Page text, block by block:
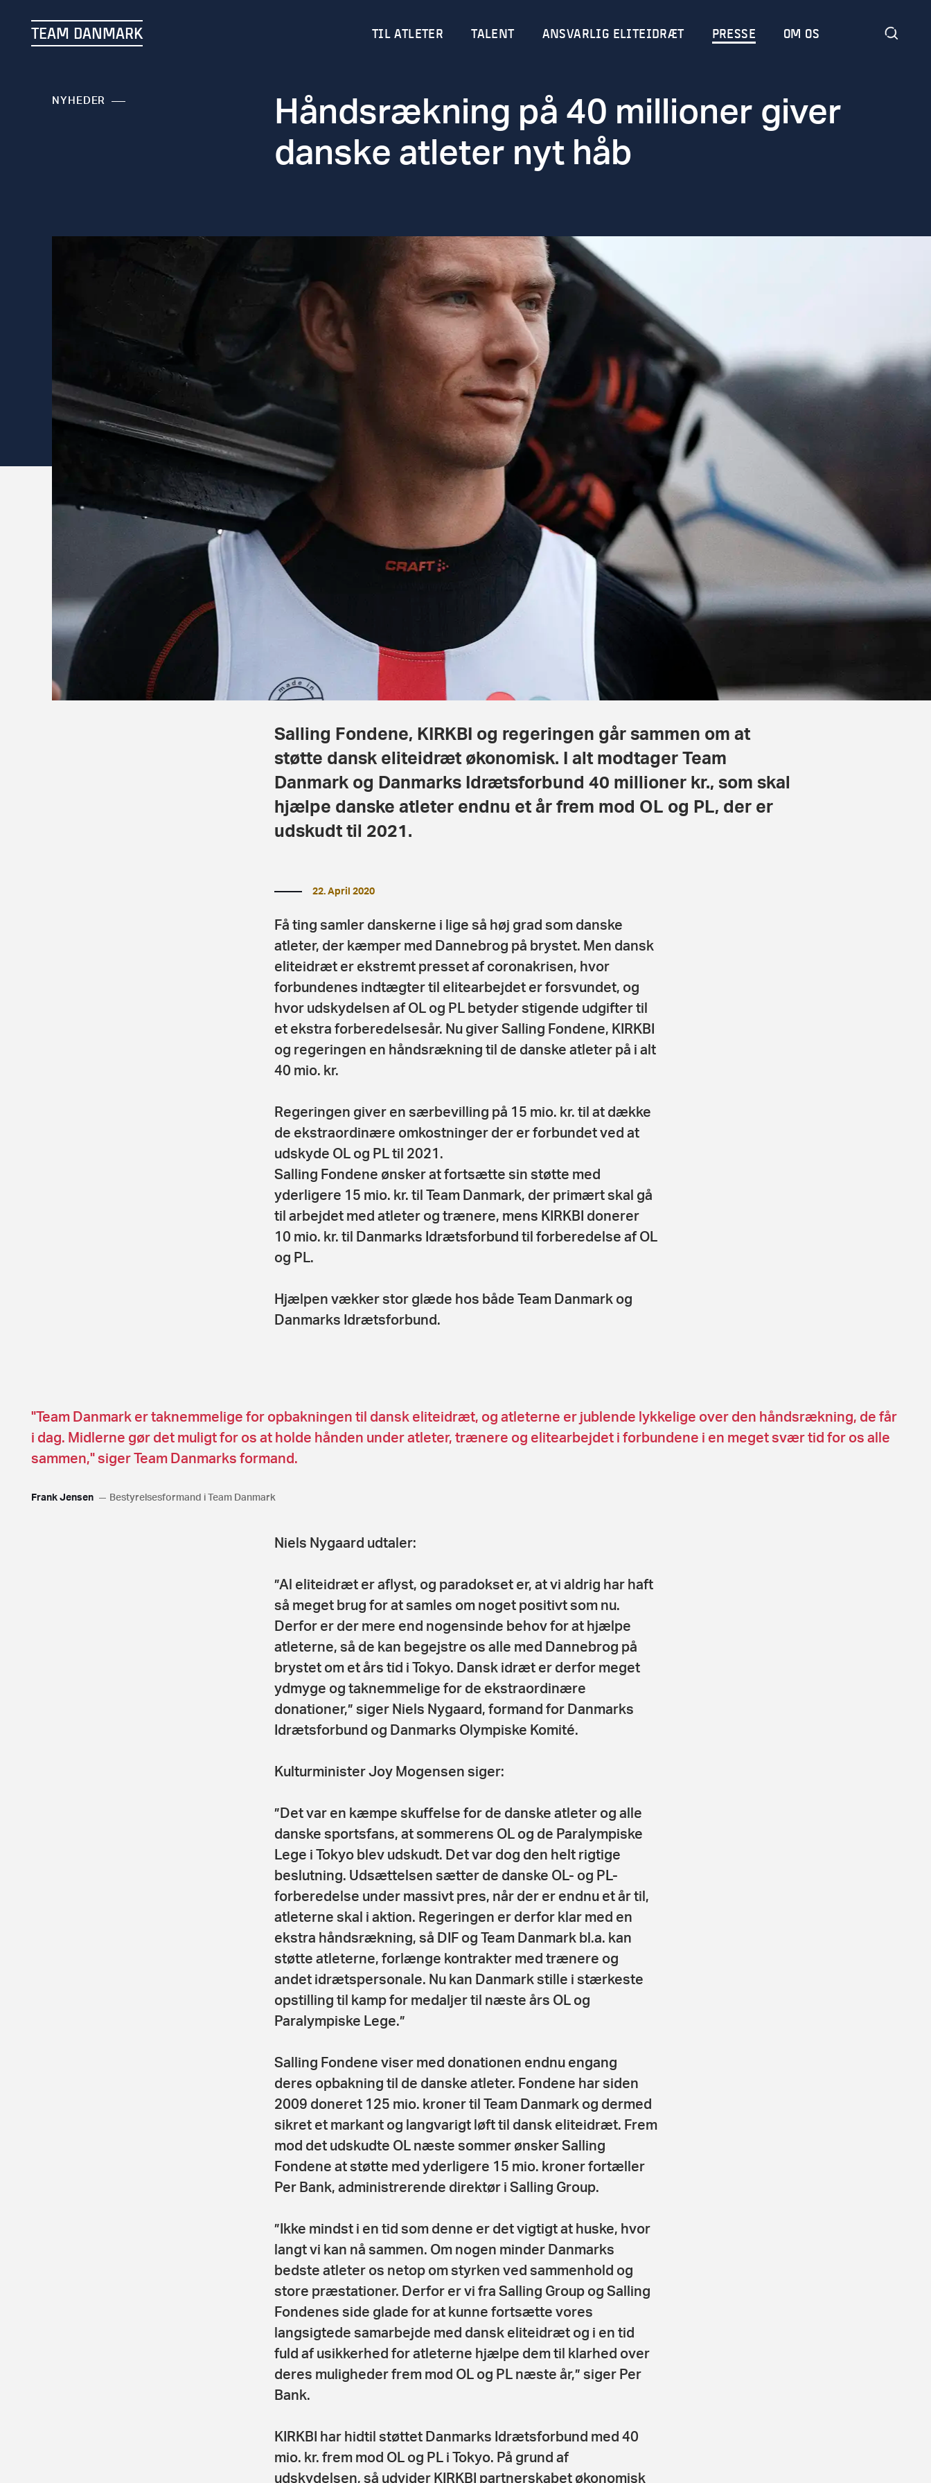
TEAM DANMARK TIL ATLETER TALENT ANSVARLIG ELITEIDRÆT PRESSE OM OS
NYHEDER
Håndsrækning på 40 millioner giver
danske atleter nyt håb
Salling Fondene, KIRKBI og regeringen går sammen om at
støtte dansk eliteidræt økonomisk. I alt modtager Team
Danmark og Danmarks Idrætsforbund 40 millioner kr., som skal
hjælpe danske atleter endnu et år frem mod OL og PL, der er
udskudt til 2021.
22. April 2020
Få ting samler danskerne i lige så høj grad som danske
atleter, der kæmper med Dannebrog på brystet. Men dansk
eliteidræt er ekstremt presset af coronakrisen, hvor
forbundenes indtægter til elitearbejdet er forsvundet, og
hvor udskydelsen af OL og PL betyder stigende udgifter til
et ekstra forberedelsesår. Nu giver Salling Fondene, KIRKBI
og regeringen en håndsrækning til de danske atleter på i alt
40 mio. kr.
Regeringen giver en særbevilling på 15 mio. kr. til at dække
de ekstraordinære omkostninger der er forbundet ved at
udskyde OL og PL til 2021.
Salling Fondene ønsker at fortsætte sin støtte med
yderligere 15 mio. kr. til Team Danmark, der primært skal gå
til arbejdet med atleter og trænere, mens KIRKBI donerer
10 mio. kr. til Danmarks Idrætsforbund til forberedelse af OL
og PL.
Hjælpen vækker stor glæde hos både Team Danmark og
Danmarks Idrætsforbund.
"Team Danmark er taknemmelige for opbakningen til dansk eliteidræt, og atleterne er jublende lykkelige over den håndsrækning, de får
i dag. Midlerne gør det muligt for os at holde hånden under atleter, trænere og elitearbejdet i forbundene i en meget svær tid for os alle
sammen," siger Team Danmarks formand.
Frank Jensen Bestyrelsesformand i Team Danmark
Niels Nygaard udtaler:
”Al eliteidræt er aflyst, og paradokset er, at vi aldrig har haft
så meget brug for at samles om noget positivt som nu.
Derfor er der mere end nogensinde behov for at hjælpe
atleterne, så de kan begejstre os alle med Dannebrog på
brystet om et års tid i Tokyo. Dansk idræt er derfor meget
ydmyge og taknemmelige for de ekstraordinære
donationer,” siger Niels Nygaard, formand for Danmarks
Idrætsforbund og Danmarks Olympiske Komité.
Kulturminister Joy Mogensen siger:
”Det var en kæmpe skuffelse for de danske atleter og alle
danske sportsfans, at sommerens OL og de Paralympiske
Lege i Tokyo blev udskudt. Det var dog den helt rigtige
beslutning. Udsættelsen sætter de danske OL- og PL-
forberedelse under massivt pres, når der er endnu et år til,
atleterne skal i aktion. Regeringen er derfor klar med en
ekstra håndsrækning, så DIF og Team Danmark bl.a. kan
støtte atleterne, forlænge kontrakter med trænere og
andet idrætspersonale. Nu kan Danmark stille i stærkeste
opstilling til kamp for medaljer til næste års OL og
Paralympiske Lege.”
Salling Fondene viser med donationen endnu engang
deres opbakning til de danske atleter. Fondene har siden
2009 doneret 125 mio. kroner til Team Danmark og dermed
sikret et markant og langvarigt løft til dansk eliteidræt. Frem
mod det udskudte OL næste sommer ønsker Salling
Fondene at støtte med yderligere 15 mio. kroner fortæller
Per Bank, administrerende direktør i Salling Group.
”Ikke mindst i en tid som denne er det vigtigt at huske, hvor
langt vi kan nå sammen. Om nogen minder Danmarks
bedste atleter os netop om styrken ved sammenhold og
store præstationer. Derfor er vi fra Salling Group og Salling
Fondenes side glade for at kunne fortsætte vores
langsigtede samarbejde med dansk eliteidræt og i en tid
fuld af usikkerhed for atleterne hjælpe dem til klarhed over
deres muligheder frem mod OL og PL næste år,” siger Per
Bank.
KIRKBI har hidtil støttet Danmarks Idrætsforbund med 40
mio. kr. frem mod OL og PL i Tokyo. På grund af
udskydelsen, så udvider KIRKBI partnerskabet økonomisk